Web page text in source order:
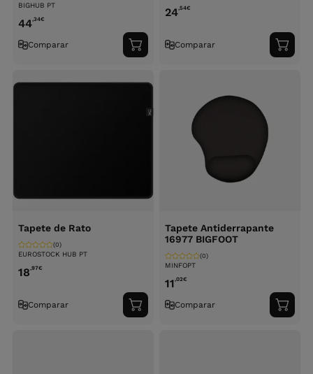
BIGHUB PT
44,34€
Comparar
Adicionar
ao
24,54€
Comparar
ao
Tapete de Rato
EUROSTOCK HUB PT
(0)
18,97€
Comparar
Adicionar
ao
Tapete Antiderrapante
16977 BIGFOOT
MINFOPT
(0)
11,02€
Comparar
ao